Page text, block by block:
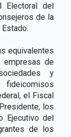
Electoral del
de la
equivalentes
empresas de
y
el Fiscal
los
Ejecutivo del
de los